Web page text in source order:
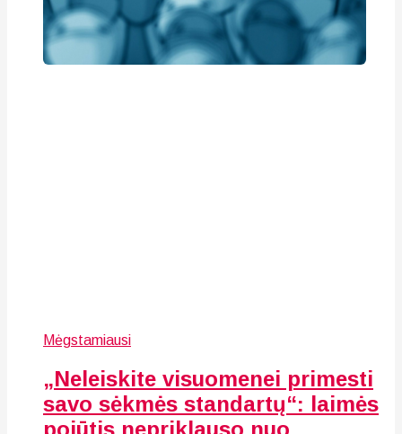
Mėgstamiausi
„Neleiskite visuomenei primesti
savo sėkmės standartų“: laimės